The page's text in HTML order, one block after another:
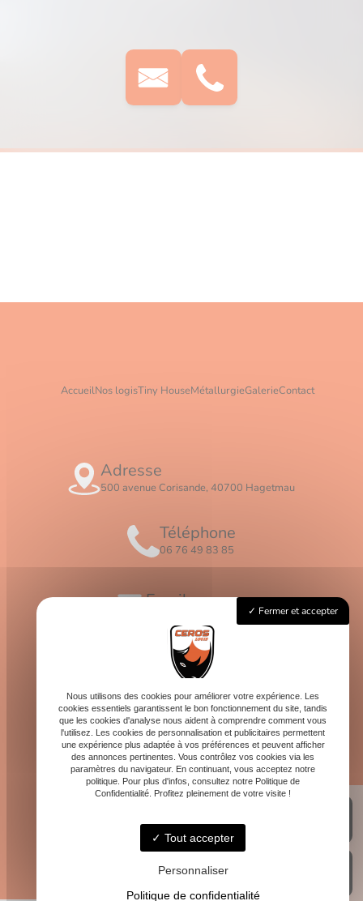
AccueilNos logisTiny HouseMétallurgieGalerieContact
Adresse
500 avenue Corisande, 40700 Hagetmau
Téléphone
06 76 49 83 85
Email
contact@logis-ceros.fr
Horaires
Lundi - Vendredi : 8h - 16h
Fermer et accepter
Nous utilisons des cookies pour améliorer votre expérience. Les
cookies essentiels garantissent le bon fonctionnement du site, tandis
que les cookies d'analyse nous aident à comprendre comment vous
l'utilisez. Les cookies de personnalisation et publicitaires permettent
une expérience plus adaptée à vos préférences et peuvent afficher
des annonces pertinentes. Vous contrôlez vos cookies via les
paramètres du navigateur. En continuant, vous acceptez notre
politique. Pour plus d'infos, consultez notre Politique de
Confidentialité. Profitez pleinement de votre visite !
Tout accepter
Personnaliser
Politique de confidentialité